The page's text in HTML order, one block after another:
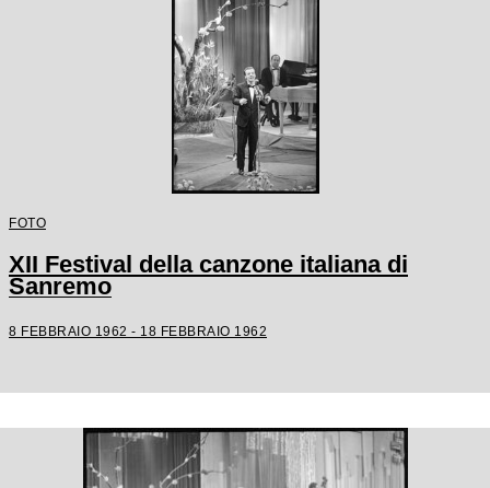
FOTO
XII Festival della canzone italiana di
Sanremo
8 FEBBRAIO 1962 - 18 FEBBRAIO 1962